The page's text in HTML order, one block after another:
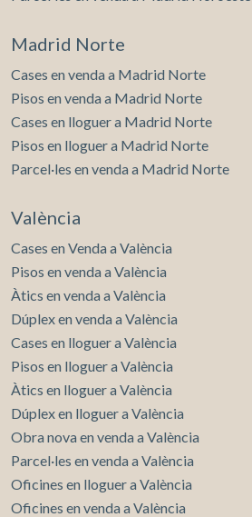
Madrid Norte
Cases en venda a Madrid Norte
Pisos en venda a Madrid Norte
Cases en lloguer a Madrid Norte
Pisos en lloguer a Madrid Norte
Parcel·les en venda a Madrid Norte
València
Cases en Venda a València
Pisos en venda a València
Àtics en venda a València
Dúplex en venda a València
Cases en lloguer a València
Pisos en lloguer a València
Àtics en lloguer a València
Dúplex en lloguer a València
Obra nova en venda a València
Parcel·les en venda a València
Oficines en lloguer a València
Oficines en venda a València